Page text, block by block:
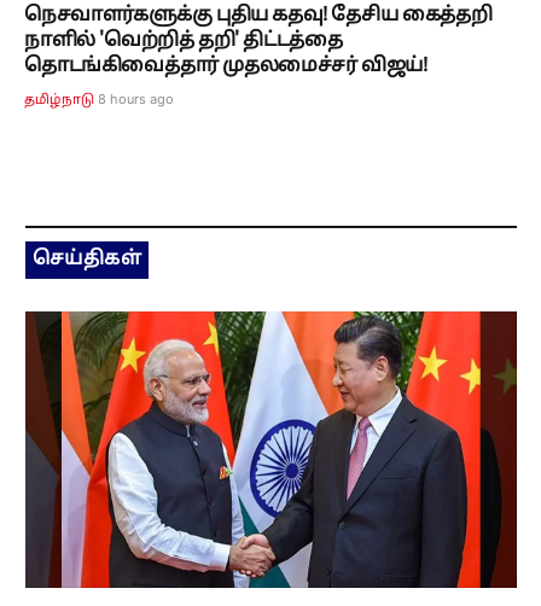
நெசவாளர்களுக்கு புதிய கதவு! தேசிய கைத்தறி
நாளில் 'வெற்றித் தறி' திட்டத்தை
தொடங்கிவைத்தார் முதலமைச்சர் விஜய்!
தமிழ்நாடு 8 hours ago
செய்திகள்